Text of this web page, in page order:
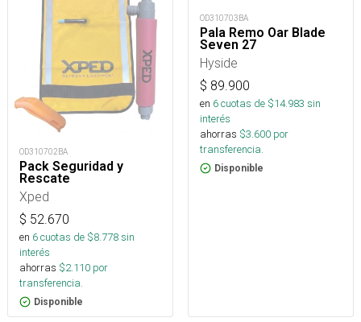
OD310702BA
Pack Seguridad y
Rescate
Xped
$ 52.670
en 6cuotas de $8.778sin
interés
ahorras $2.110 por
transferencia.
Disponible
OD310703BA
Pala Remo Oar Blade
Seven 27
Hyside
$ 89.900
en 6cuotas de $14.983 sin
interés
ahorras $3.600 por
transferencia.
Disponible